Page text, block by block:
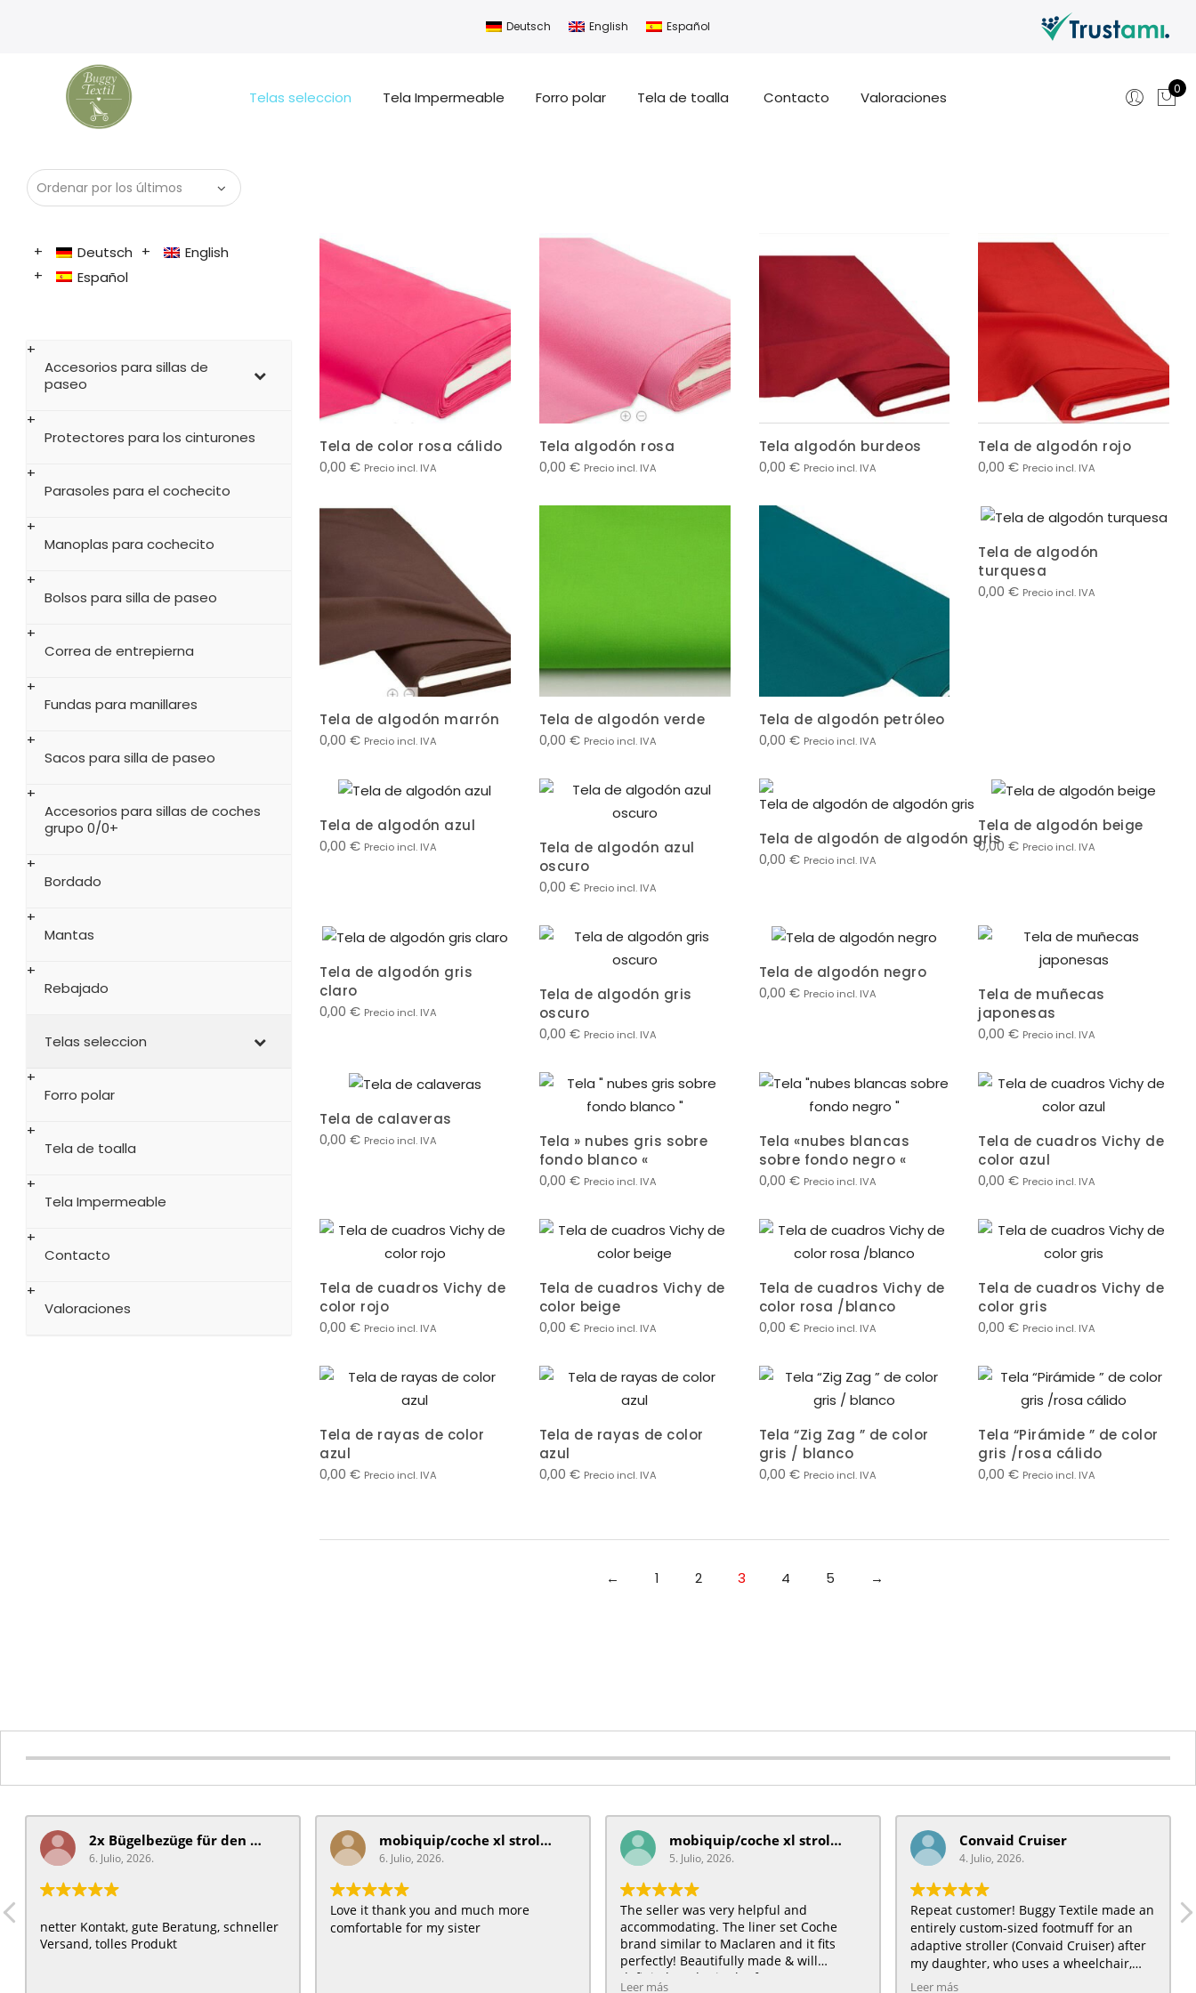
Deutsch English Español
Telas seleccion Tela Impermeable Forro polar Tela de toalla Contacto Valoraciones 0
Tela de color rosa cálido
0,00 € Precio incl. IVA
Tela algodón rosa
0,00 € Precio incl. IVA
Tela algodón burdeos
0,00 € Precio incl. IVA
Tela de algodón rojo
0,00€ Precio incl. IVA
Tela de algodón marrón
0,00 € Precio incl. IVA
Tela de algodón verde
0,00 € Precio incl. IVA
Tela de algodón petróleo
0,00 € Precio incl. IVA
Tela de algodón
turquesa
0,00€ Precio incl. IVA
Tela de algodón azul
0,00 € Precio incl. IVA
Tela de algodón azul
oscuro
0,00 € Precio incl. IVA
Tela de algodón de algodón gris
0,00 € Precio incl. IVA
Tela de algodón beige
0,00€ Precio incl. IVA
Tela de algodón gris
claro
0,00 € Precio incl. IVA
Tela de algodón gris
oscuro
0,00 € Precio incl. IVA
Tela de algodón negro
0,00 € Precio incl. IVA
Tela de muñecas
japonesas
0,00€ Precio incl. IVA
Tela de calaveras
0,00 € Precio incl. IVA
Tela » nubes gris sobre
fondo blanco «
0,00 € Precio incl. IVA
Tela «nubes blancas
sobre fondo negro «
0,00 € Precio incl. IVA
Tela de cuadros Vichy de
color azul
0,00€ Precio incl. IVA
Tela de cuadros Vichy de
color rojo
0,00 € Precio incl. IVA
Tela de cuadros Vichy de
color beige
0,00 € Precio incl. IVA
Tela de cuadros Vichy de
color rosa /blanco
0,00 € Precio incl. IVA
Tela de cuadros Vichy de
color gris
0,00€ Precio incl. IVA
Tela de rayas de color
azul
0,00 € Precio incl. IVA
Tela de rayas de color
azul
0,00 € Precio incl. IVA
Tela “Zig Zag ” de color
gris / blanco
0,00 € Precio incl. IVA
Tela “Pirámide ” de color
gris /rosa cálido
0,00€ Precio incl. IVA
← 1 2 3 4 5 →
Deutsch
English
Español
Accesorios para sillas de
paseo
Protectores para los cinturones
Parasoles para el cochecito
Manoplas para cochecito
Bolsos para silla de paseo
Correa de entrepierna
Fundas para manillares
Sacos para silla de paseo
Accesorios para sillas de coches
grupo 0/0+
Bordado
Mantas
Rebajado
Telas seleccion
Forro polar
Tela de toalla
Tela Impermeable
Contacto
Valoraciones
2x Bügelbezüge für ​den Schiebegriff
6. Julio, 2026.
netter Kontakt, gute Beratung, schneller
Versand, tolles Produkt
mobiquip/coche xl stroller
6. Julio, 2026.
Love it thank you and much more
comfortable for my sister
mobiquip/coche xl stroller
5. Julio, 2026.
The seller was very helpful and
accommodating. The liner set Coche
brand similar to Maclaren and it fits
perfectly! Beautifully made & will
definitely order in the future :) a very
Leer más
Convaid Cruiser
4. Julio, 2026.
Repeat customer! Buggy Textile made an
entirely custom-sized footmuff for an
adaptive stroller (Convaid Cruiser) after
my daughter, who uses a wheelchair,
grew out of a traditional City Mini
Leer más